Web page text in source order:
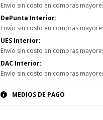
Envío sin costo en compras
DePunta Interior:
Envío sin costo en compras
UES Interior:
Envío sin costo en compras
DAC Interior:
Envío sin costo en compras
MEDIOS DE PAGO